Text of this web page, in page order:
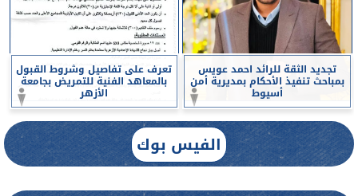
تجديد الثقة للرائد احمد عويس
بمباحث تنفيذ الأحكام بمديرية أمن
أسيوط
تعرف على تفاصيل وشروط القبول
بالمعاهد الفنية للتمريض بجامعة
الأزهر
الفيس بوك